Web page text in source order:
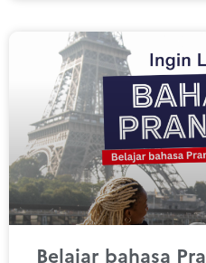
Belajar bahasa